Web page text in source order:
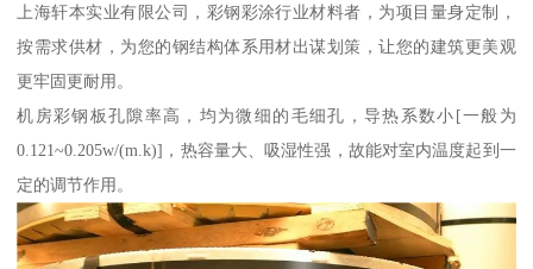
上海轩本实业有限公司，彩钢彩涂行业材料者，为项目量身定制，
按需求供材，为您的钢结构体系用材出谋划策，让您的建筑更美观
更牢固更耐用。
机房彩钢板孔隙率高，均为微细的毛细孔，导热系数小[一般为
0.121~0.205w/(m.k)]，热容量大、吸湿性强，故能对室内温度起到一
定的调节作用。